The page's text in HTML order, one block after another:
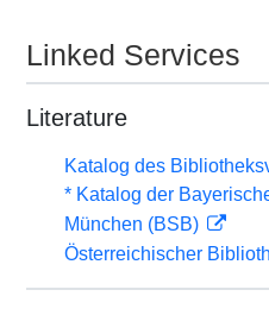
Linked Services
Literature
Katalog des
* Katalog der
München (BSB)
Österreichischer